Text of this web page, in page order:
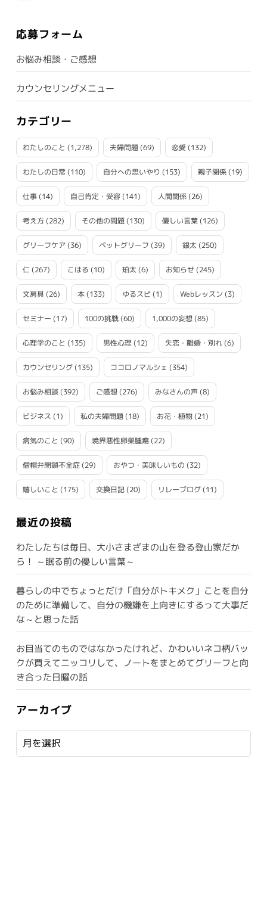
応募フォーム
お悩み相談・ご感想
カウンセリングメニュー
カテゴリー
わたしのこと (1,278) 夫婦問題(69) 恋愛 (132)
わたしの日常(110) 自分への思いやり (153) 親子関係(19)
仕事(14) 自己肯定・受容(141) 人間関係(26)
考え方(282) その他の問題(130) 優しい言葉(126)
グリーフケア (36) ペットグリーフ (39) 銀太 (250)
仁(267) こはる (10) 珀太 (6) お知らせ (245)
文房具(26) 本(133) ゆるスピ(1) Webレッスン (3)
セミナー (17) 100の挑戦(60) 1,000の妄想(85)
心理学のこと (135) 男性心理(12) 失恋・離婚・別れ(6)
カウンセリング(135) ココロノマルシェ (354)
お悩み相談(392) ご感想(276) みなさんの声(8)
ビジネス (1) 私の夫婦問題(18) お花・植物(21)
病気のこと (90) 境界悪性卵巣腫瘍(22)
僧帽弁閉鎖不全症(29) おやつ・美味しいもの (32)
嬉しいこと (175) 交換日記(20) リレーブログ(11)
最近の投稿
わたしたちは毎日、大小さまざまの山を登る登山家だか
ら！ ～眠る前の優しい言葉～
暮らしの中でちょっとだけ「自分がトキメク」ことを自分
のために準備して、自分の機嫌を上向きにするって大事だ
な～と思った話
お目当てのものではなかったけれど、かわいいネコ柄バッ
クが買えてニッコリして、ノートをまとめてグリーフと向
き合った日曜の話
アーカイブ